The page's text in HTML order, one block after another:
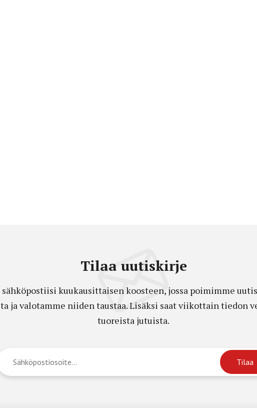
Tilaa uutiskirje
sähköpostiisi kuukausittaisen koosteen, jossa poimimme
ja valotamme niiden taustaa. Lisäksi saat viikottain tiedon
tuoreista jutuista.